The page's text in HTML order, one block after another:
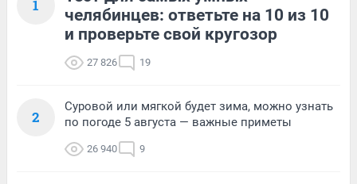
1
челябинцев: ответьте на 10 из 10
и проверьте свой кругозор
27 826 19
2
Суровой или мягкой будет зима, можно узнать
по погоде 5 августа — важные приметы
26 940 9